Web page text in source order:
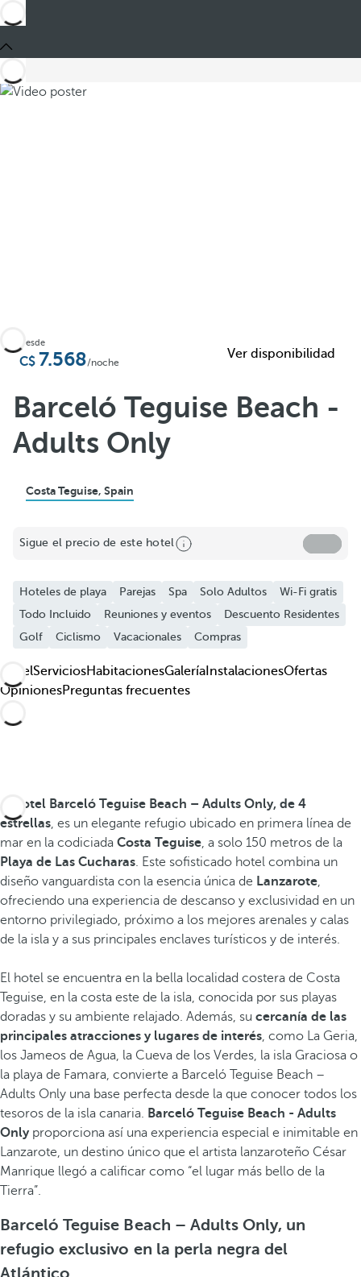
Añadir a favoritos
Ver más fotos y videos
Desde
7.568/noche
Ver disponibilidad
Barceló Teguise Beach -
Adults Only
Costa Teguise, Spain
Sigue el precio de este hotel
Hoteles de playa Parejas Spa Solo Adultos
Wi-Fi gratis
Todo Incluido
Reuniones y eventos
Descuento Residentes
Golf
Ciclismo Vacacionales Compras
HotelServiciosHabitacionesGalería InstalacionesOfertas
OpinionesPreguntas frecuentes
hotel Barceló Teguise Beach – Adults Only, de 4
estrellas, es un elegante refugio ubicado en primera línea de
mar en la codiciada Costa Teguise, a solo 150 metros de la
Playa de Las Cucharas. Este sofisticado hotel combina un
diseño vanguardista con la esencia única de Lanzarote,
ofreciendo una experiencia de descanso y exclusividad en un
entorno privilegiado, próximo a los mejores arenales y calas
de la isla y a sus principales enclaves turísticos y de interés.
El hotel se encuentra en la bella localidad costera de Costa
Teguise, en la costa este de la isla, conocida por sus playas
doradas y su ambiente relajado. Además, su cercanía de las
principales atracciones y lugares de interés, como La Geria,
los Jameos de Agua, la Cueva de los Verdes, la isla Graciosa o
la playa de Famara, convierte a Barceló Teguise Beach –
Adults Only una base perfecta desde la que conocer todos los
tesoros de la isla canaria. Barceló Teguise Beach - Adults
Onlyproporciona así una experiencia especial e inimitable en
Lanzarote, un destino único que el artista lanzaroteño César
Manrique llegó a calificar como “el lugar más bello de la
Tierra”.
Barceló Teguise Beach – Adults Only, un
refugio exclusivo en la perla negra del